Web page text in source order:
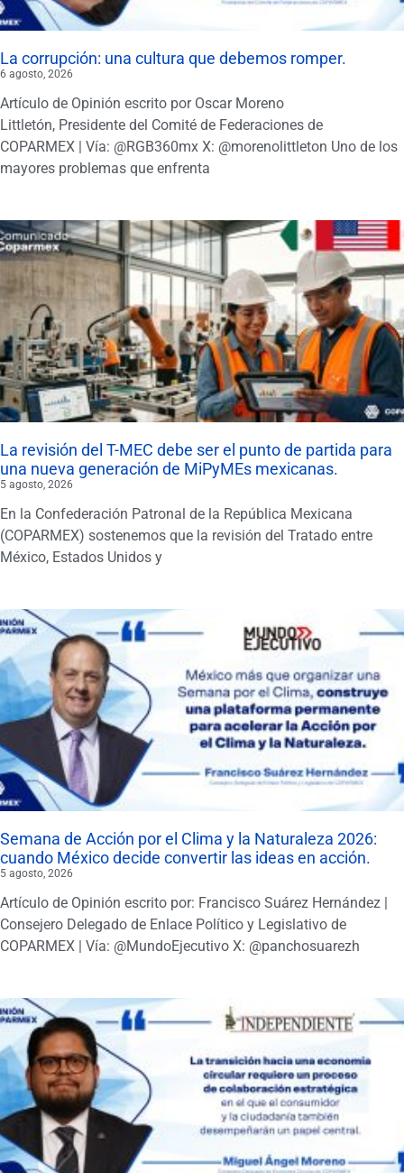
La corrupción: una cultura que debemos romper.
6 agosto, 2026
Artículo de Opinión escrito por Oscar Moreno
Littletón, Presidente del Comité de Federaciones de
COPARMEX | Vía: @RGB360mx X: @morenolittleton Uno de los
mayores problemas que enfrenta
La revisión del T-MEC debe ser el punto de partida para
una nueva generación de MiPyMEs mexicanas.
5 agosto, 2026
En la Confederación Patronal de la República Mexicana
(COPARMEX) sostenemos que la revisión del Tratado entre
México, Estados Unidos y
Semana de Acción por el Clima y la Naturaleza 2026:
cuando México decide convertir las ideas en acción.
5 agosto, 2026
Artículo de Opinión escrito por: Francisco Suárez Hernández |
Consejero Delegado de Enlace Político y Legislativo de
COPARMEX | Vía: @MundoEjecutivo X: @panchosuarezh